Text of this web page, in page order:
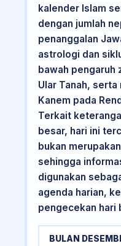
kalender Islam
dengan jumlah
penanggalan
astrologi dan
bawah pengaruh
Ular Tanah,
Kanem pada
Terkait
besar, hari ini
bukan
sehingga
digunakan
agenda harian,
pengecekan hari
BULAN